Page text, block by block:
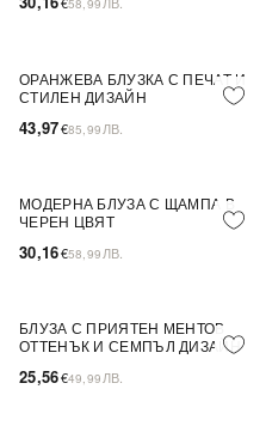
58,99
ПОСЛЕДНА БРОЙКА
ОРАНЖЕВА БЛУЗКА С ПЕЧАТ И
СТИЛЕН ДИЗАЙН
43,97€85,99 ЛВ.
ПОСЛЕДНА БРОЙКА
МОДЕРНА БЛУЗА С ЩАМПА В
ЧЕРЕН ЦВЯТ
30,16€58,99 ЛВ.
БЛУЗА С ПРИЯТЕН МЕНТОВ
ОТТЕНЪК И СЕМПЪЛ ДИЗАЙН
25,56€49,99 ЛВ.